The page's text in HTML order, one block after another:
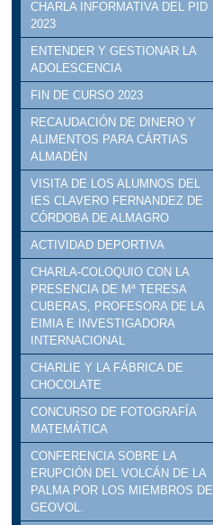
CHARLA INFORMATIVA DEL PID
2023
ENTENDER Y GESTIONAR LA
ADOLESCENCIA
FIN DE CURSO 2023
RECAUDACIÓN DE DINERO Y
ALIMENTOS PARA CÁRTIAS
ALMADÉN
VISITA DE LOS ALUMNOS DEL
IES CLAVERO FERNANDEZ DE
CÓRDOBA DE ALMAGRO
ACTIVIDAD DEPORTIVA
CHARLA-COLOQUIO CON LA
PRESENCIA DE Mª TERESA
CUBERAS, PROFESORA DE LA
EIMIA E INVESTIGADORA
INTERNACIONAL
CHARLIE Y LA FÁBRICA DE
CHOCOLATE
CONCURSO DE FOTOGRAFÍA
MATEMÁTICA
CONFERENCIA SOBRE LA
ERUPCIÓN DEL VOLCÁN DE LA
PALMA POR LOS MIEMBROS DE
GEOVOL.